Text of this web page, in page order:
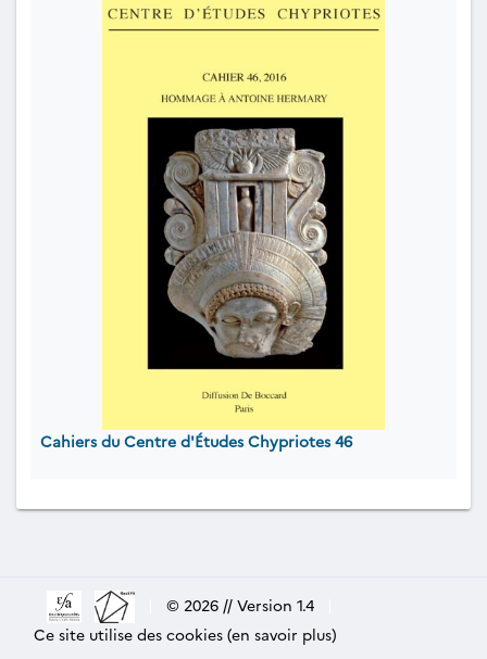
Cahiers du Centre d'Études Chypriotes 46
© 2026 // Version 1.4
Ce site utilise des cookies (en savoir plus)